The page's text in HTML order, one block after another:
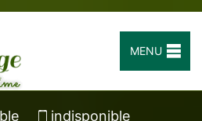
MENU
indisponible